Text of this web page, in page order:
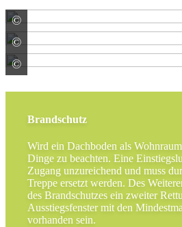
© Protektorwerk Florenz
© Wellhöfer
© Gebr. DOLLE GmbH
Brandschutz
Wird ein Dachboden als
Dinge zu beachten. Eine
Zugang unzureichend und muss
Treppe ersetzt werden. Des
des Brandschutzes ein zweiter
Ausstiegsfenster mit den
vorhanden sein.